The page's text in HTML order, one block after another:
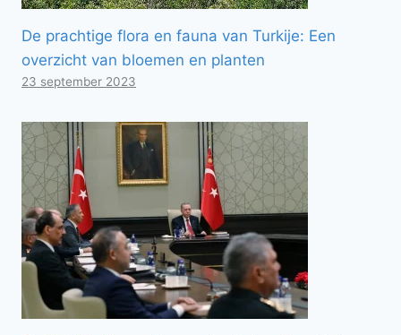
De prachtige flora en fauna van Turkije: Een
overzicht van bloemen en planten
23 september 2023